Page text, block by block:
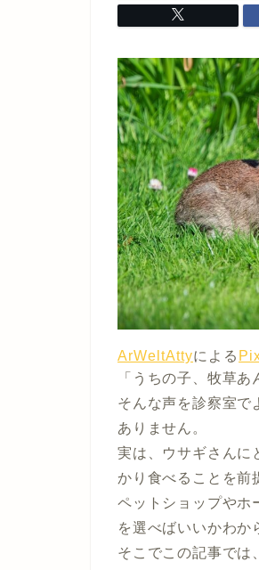
ArWeltAttyによる
「うちの子、牧草
そんな声を診察室で
ありません。
実は、ウサギさんに
かり食べることを前
ペットショップやホ
を選べばいいかわか
そこでこの記事では